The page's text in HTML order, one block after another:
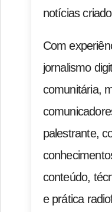
notícias
Com
jornalismo
comunitária,
palestrante,
conteúdo,
e prática